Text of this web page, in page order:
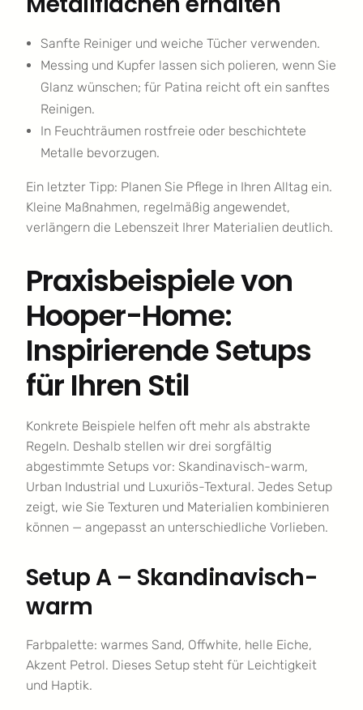
Sanfte Reiniger und weiche Tücher verwenden.
Messing und Kupfer lassen sich polieren, wenn Sie
Glanz wünschen; für Patina reicht oft ein sanftes
Reinigen.
In Feuchträumen rostfreie oder beschichtete
Metalle bevorzugen.
Ein letzter Tipp: Planen Sie Pflege in Ihren Alltag ein.
Kleine Maßnahmen, regelmäßig angewendet,
verlängern die Lebenszeit Ihrer Materialien deutlich.
Praxisbeispiele von
Hooper-Home:
Inspirierende Setups
für Ihren Stil
Konkrete Beispiele helfen oft mehr als abstrakte
Regeln. Deshalb stellen wir drei sorgfältig
abgestimmte Setups vor: Skandinavisch-warm,
Urban Industrial und Luxuriös-Textural. Jedes Setup
zeigt, wie Sie Texturen und Materialien kombinieren
können — angepasst an unterschiedliche Vorlieben.
Setup A – Skandinavisch-
warm
Farbpalette: warmes Sand, Offwhite, helle Eiche,
Akzent Petrol. Dieses Setup steht für Leichtigkeit
und Haptik.